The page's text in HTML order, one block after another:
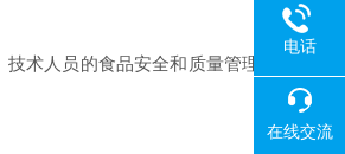
技术人员的食品安全和质量管理
电话
在线交流